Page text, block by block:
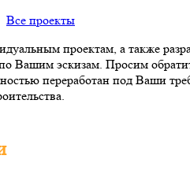
Все проекты
проектам, а также
Вашим эскизам. Просим
переработан под Ваши